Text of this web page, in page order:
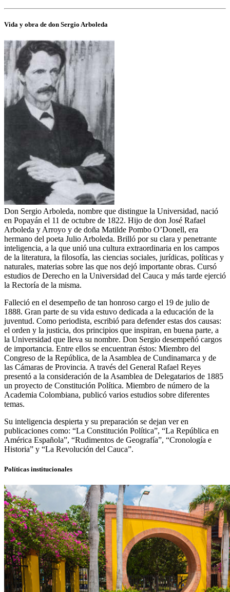
Vida y obra de don Sergio Arboleda
Don Sergio Arboleda, nombre que distingue la Universidad, nació
en Popayán el 11 de octubre de 1822. Hijo de don José Rafael
Arboleda y Arroyo y de doña Matilde Pombo O’Donell, era
hermano del poeta Julio Arboleda. Brilló por su clara y penetrante
inteligencia, a la que unió una cultura extraordinaria en los campos
de la literatura, la filosofía, las ciencias sociales, jurídicas, políticas y
naturales, materias sobre las que nos dejó importante obras. Cursó
estudios de Derecho en la Universidad del Cauca y más tarde ejerció
la Rectoría de la misma.
Falleció en el desempeño de tan honroso cargo el 19 de julio de
1888. Gran parte de su vida estuvo dedicada a la educación de la
juventud. Como periodista, escribió para defender estas dos causas:
el orden y la justicia, dos principios que inspiran, en buena parte, a
la Universidad que lleva su nombre. Don Sergio desempeñó cargos
de importancia. Entre ellos se encuentran éstos: Miembro del
Congreso de la República, de la Asamblea de Cundinamarca y de
las Cámaras de Provincia. A través del General Rafael Reyes
presentó a la consideración de la Asamblea de Delegatarios de 1885
un proyecto de Constitución Política. Miembro de número de la
Academia Colombiana, publicó varios estudios sobre diferentes
temas.
Su inteligencia despierta y su preparación se dejan ver en
publicaciones como: “La Constitución Política”, “La República en
América Española”, “Rudimentos de Geografía”, “Cronología e
Historia” y “La Revolución del Cauca”.
Políticas institucionales